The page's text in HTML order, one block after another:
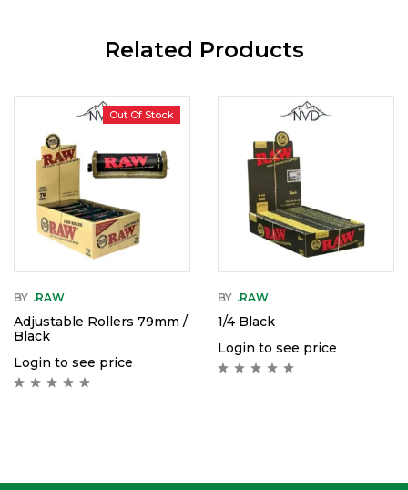
Related Products
Out Of Stock
BY .RAW
Adjustable Rollers 79mm /
Black
Login to see price
BY .RAW
1/4 Black
Login to see price